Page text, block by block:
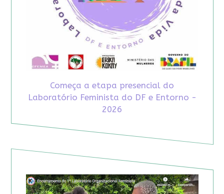
Começa a etapa presencial do
Laboratório Feminista do DF e Entorno -
2026